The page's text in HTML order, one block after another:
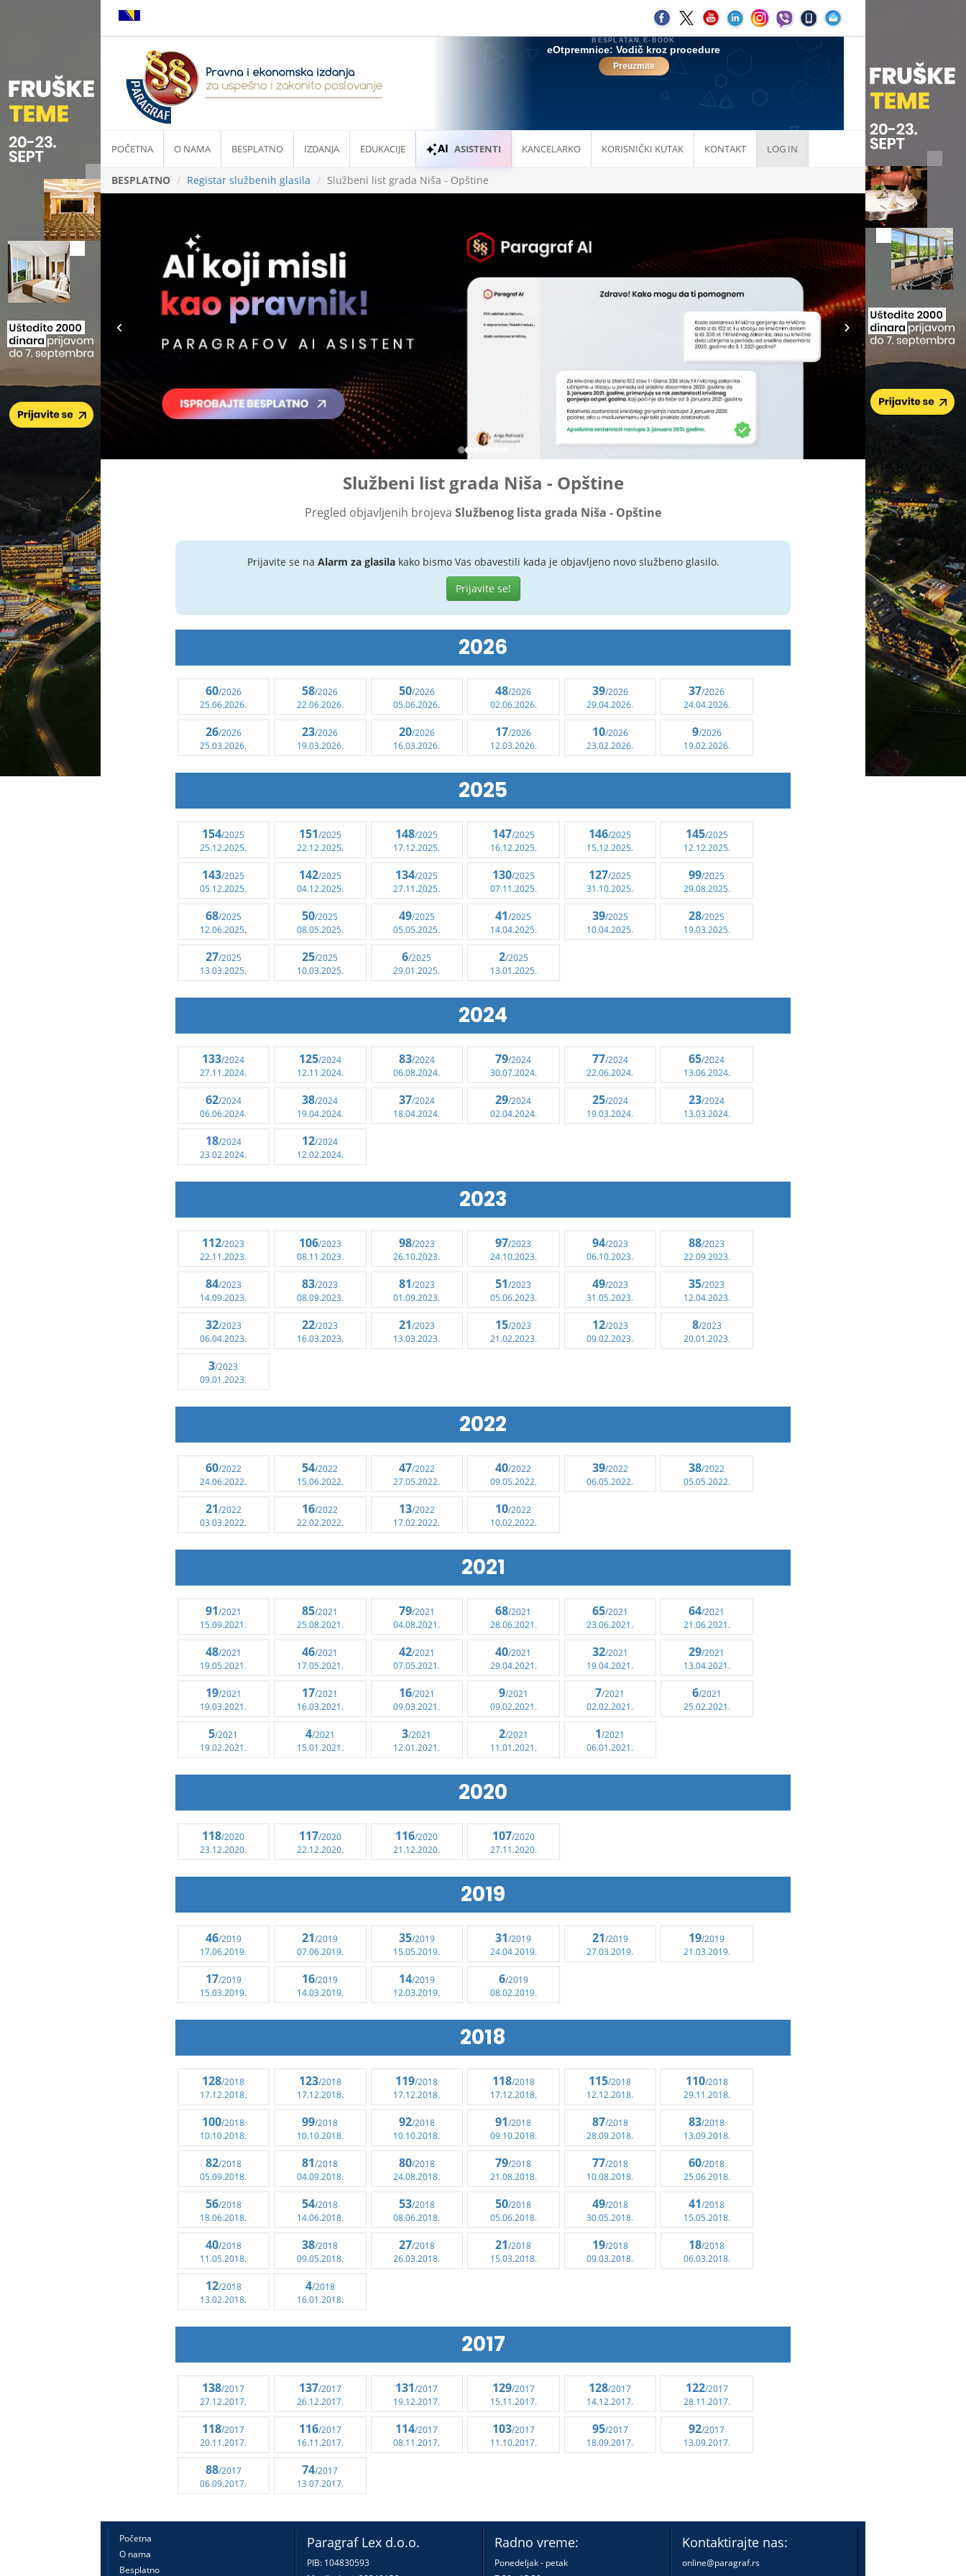
POČETNA O NAMA BESPLATNO IZDANJA EDUKACIJE ASISTENTI KANCELARKO KORISNIČKI KUTAK KONTAKT LOG IN
BESPLATNO Registar službenih glasila Službeni list grada Niša - Opštine
Službeni list grada Niša - Opštine
Pregled objavljenih brojeva Službenog lista grada Niša - Opštine
Prijavite se na Alarm za glasilakako bismo Vas obavestili kada je objavljeno novo službeno glasilo.
Prijavite se!
2026
60/2026
25.06.2026.
58/2026
22.06.2026.
50/2026
05.06.2026.
48/2026
02.06.2026.
39/2026
29.04.2026.
37/2026
24.04.2026.
26/2026
25.03.2026.
23/2026
19.03.2026.
20/2026
16.03.2026.
17/2026
12.03.2026.
10/2026
23.02.2026.
9/2026
19.02.2026.
2025
154/2025
25.12.2025.
151/2025
22.12.2025.
148/2025
17.12.2025.
147/2025
16.12.2025.
146/2025
15.12.2025.
145/2025
12.12.2025.
143/2025
05.12.2025.
142/2025
04.12.2025.
134/2025
27.11.2025.
130/2025
07.11.2025.
127/2025
31.10.2025.
99/2025
29.08.2025.
68/2025
12.06.2025.
50/2025
08.05.2025.
49/2025
05.05.2025.
41/2025
14.04.2025.
39/2025
10.04.2025.
28/2025
19.03.2025.
27/2025
13.03.2025.
25/2025
10.03.2025.
6/2025
29.01.2025.
2/2025
13.01.2025.
2024
133/2024
27.11.2024.
125/2024
12.11.2024.
83/2024
06.08.2024.
79/2024
30.07.2024.
77/2024
22.06.2024.
65/2024
13.06.2024.
62/2024
06.06.2024.
38/2024
19.04.2024.
37/2024
18.04.2024.
29/2024
02.04.2024.
25/2024
19.03.2024.
23/2024
13.03.2024.
18/2024
23.02.2024.
12/2024
12.02.2024.
2023
112/2023
22.11.2023.
106/2023
08.11.2023.
98/2023
26.10.2023.
97/2023
24.10.2023.
94/2023
06.10.2023.
88/2023
22.09.2023.
84/2023
14.09.2023.
83/2023
08.09.2023.
81/2023
01.09.2023.
51/2023
05.06.2023.
49/2023
31.05.2023.
35/2023
12.04.2023.
32/2023
06.04.2023.
22/2023
16.03.2023.
21/2023
13.03.2023.
15/2023
21.02.2023.
12/2023
09.02.2023.
8/2023
20.01.2023.
3/2023
09.01.2023.
2022
60/2022
24.06.2022.
54/2022
15.06.2022.
47/2022
27.05.2022.
40/2022
09.05.2022.
39/2022
06.05.2022.
38/2022
05.05.2022.
21/2022
03.03.2022.
16/2022
22.02.2022.
13/2022
17.02.2022.
10/2022
10.02.2022.
2021
91/2021
15.09.2021.
85/2021
25.08.2021.
79/2021
04.08.2021.
68/2021
28.06.2021.
65/2021
23.06.2021.
64/2021
21.06.2021.
48/2021
19.05.2021.
46/2021
17.05.2021.
42/2021
07.05.2021.
40/2021
29.04.2021.
32/2021
19.04.2021.
29/2021
13.04.2021.
19/2021
19.03.2021.
17/2021
16.03.2021.
16/2021
09.03.2021.
9/2021
09.02.2021.
7/2021
02.02.2021.
6/2021
25.02.2021.
5/2021
19.02.2021.
4/2021
15.01.2021.
3/2021
12.01.2021.
2/2021
11.01.2021.
1/2021
06.01.2021.
2020
118/2020
23.12.2020.
117/2020
22.12.2020.
116/2020
21.12.2020.
107/2020
27.11.2020.
2019
46/2019
17.06.2019.
21/2019
07.06.2019.
35/2019
15.05.2019.
31/2019
24.04.2019.
21/2019
27.03.2019.
19/2019
21.03.2019.
17/2019
15.03.2019.
16/2019
14.03.2019.
14/2019
12.03.2019.
6/2019
08.02.2019.
2018
128/2018
17.12.2018.
123/2018
17.12.2018.
119/2018
17.12.2018.
118/2018
17.12.2018.
115/2018
12.12.2018.
110/2018
29.11.2018.
100/2018
10.10.2018.
99/2018
10.10.2018.
92/2018
10.10.2018.
91/2018
09.10.2018.
87/2018
28.09.2018.
83/2018
13.09.2018.
82/2018
05.09.2018.
81/2018
04.09.2018.
80/2018
24.08.2018.
79/2018
21.08.2018.
77/2018
10.08.2018.
60/2018
25.06.2018.
56/2018
18.06.2018.
54/2018
14.06.2018.
53/2018
08.06.2018.
50/2018
05.06.2018.
49/2018
30.05.2018.
41/2018
15.05.2018.
40/2018
11.05.2018.
38/2018
09.05.2018.
27/2018
26.03.2018.
21/2018
15.03.2018.
19/2018
09.03.2018.
18/2018
06.03.2018.
12/2018
13.02.2018.
4/2018
16.01.2018.
2017
138/2017
27.12.2017.
137/2017
26.12.2017.
131/2017
19.12.2017.
129/2017
15.11.2017.
128/2017
14.12.2017.
122/2017
28.11.2017.
118/2017
20.11.2017.
116/2017
16.11.2017.
114/2017
08.11.2017.
103/2017
11.10.2017.
95/2017
18.09.2017.
92/2017
13.09.2017.
88/2017
06.09.2017.
74/2017
13.07.2017.
Početna
O nama
Besplatno
Paragraf Lex d.o.o.
PIB: 104830593
Radno vreme:
Ponedeljak - petak
Kontaktirajte nas:
online@paragraf.rs